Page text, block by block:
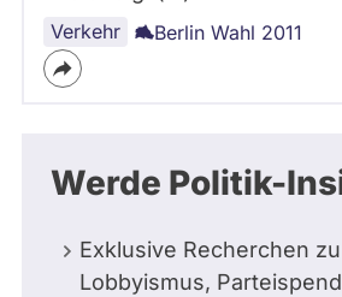
Verkehr Berlin Wahl 2011
Werde Politik-
Exklusive Recherchen zu
Lobbyismus,